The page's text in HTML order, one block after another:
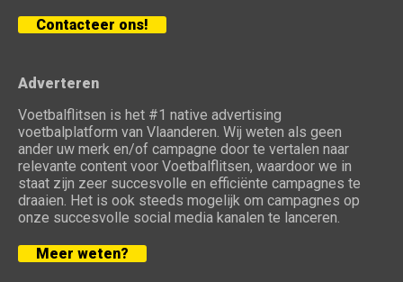
Contacteer ons!
Adverteren
Voetbalflitsen is het #1 native advertising
voetbalplatform van Vlaanderen. Wij weten als geen
ander uw merk en/of campagne door te vertalen naar
relevante content voor Voetbalflitsen, waardoor we in
staat zijn zeer succesvolle en efficiënte campagnes te
draaien. Het is ook steeds mogelijk om campagnes op
onze succesvolle social media kanalen te lanceren.
Meer weten?